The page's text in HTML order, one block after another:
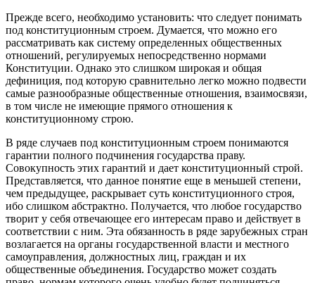
Прежде всего, необходимо установить: что следует понимать
под конституционным строем. Думается, что можно его
рассматривать как систему определенных общественных
отношений, регулируемых непосредственно нормами
Конституции. Однако это слишком широкая и общая
дефиниция, под которую сравнительно легко можно подвести
самые разнообразные общественные отношения, взаимосвязи,
в том числе не имеющие прямого отношения к
конституционному строю.
В ряде случаев под конституционным строем понимаются
гарантии полного подчинения государства праву.
Совокупность этих гарантий и дает конституционный строй.
Представляется, что данное понятие еще в меньшей степени,
чем предыдущее, раскрывает суть конституционного строя,
ибо слишком абстрактно. Получается, что любое государство
творит у себя отвечающее его интересам право и действует в
соответствии с ним. Эта обязанность в ряде зарубежных стран
возлагается на органы государственной власти и местного
самоуправления, должностных лиц, граждан и их
общественные объединения. Государство может создать